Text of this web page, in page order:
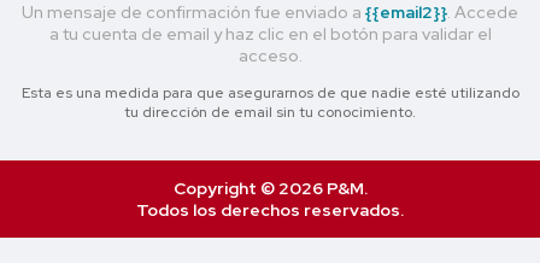
Un mensaje de confirmación fue enviado a {{email2}}. Accede
a tu cuenta de email y haz clic en el botón para validar el
acceso.
Esta es una medida para que asegurarnos de que nadie esté utilizando
tu dirección de email sin tu conocimiento.
Copyright © 2026 P&M.
Todos los derechos reservados.